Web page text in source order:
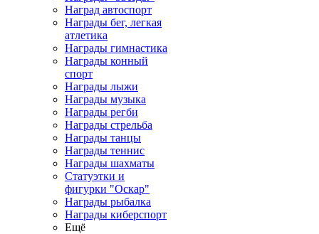
Наград автоспорт
Награды бег, легкая
атлетика
Награды гимнастика
Награды конный
спорт
Награды лыжи
Награды музыка
Награды регби
Награды стрельба
Награды танцы
Награды теннис
Награды шахматы
Статуэтки и
фигурки "Оскар"
Награды рыбалка
Награды киберспорт
Ещё